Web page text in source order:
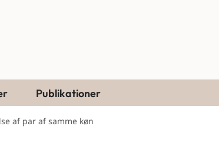
Publikationer
af par af samme køn